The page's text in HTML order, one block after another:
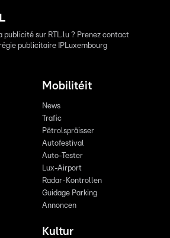
publicité sur RTL.lu ? Prenez contact
publicitaire IPLuxembourg
Mobilitéit
News
Trafic
Pëtrolspräisser
Autofestival
Auto-Tester
Lux-Airport
Radar-Kontrollen
Guidage Parking
Annoncen
Kultur